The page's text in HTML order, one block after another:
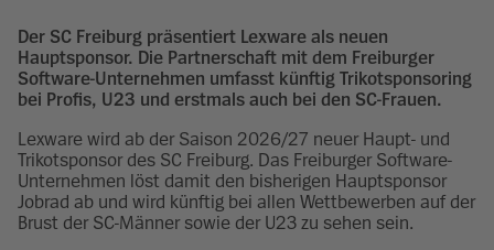
Der SC Freiburg präsentiert Lexware als neuen
Hauptsponsor. Die Partnerschaft mit dem Freiburger
Software-Unternehmen umfasst künftig Trikotsponsoring
bei Profis, U23 und erstmals auch bei den SC-Frauen.
Lexware wird ab der Saison 2026/27 neuer Haupt- und
Trikotsponsor des SC Freiburg. Das Freiburger Software-
Unternehmen löst damit den bisherigen Hauptsponsor
Jobrad ab und wird künftig bei allen Wettbewerben auf der
Brust der SC-Männer sowie der U23 zu sehen sein.